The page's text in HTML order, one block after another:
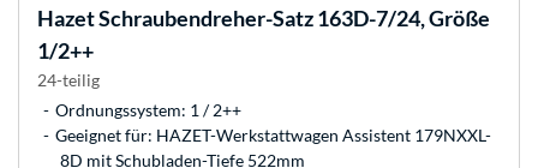
HazetSchraubendreher-Satz 163D-7/24, Größe
1/2++
24-teilig
Ordnungssystem: 1 / 2++
Geeignet für: HAZET-Werkstattwagen Assistent 179NXXL-
8D mit Schubladen-Tiefe 522mm